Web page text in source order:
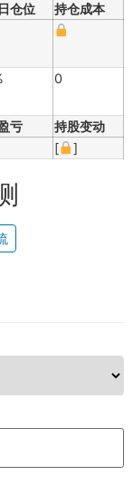
仓位 持仓成本
0
亏
持股变动
[ ]